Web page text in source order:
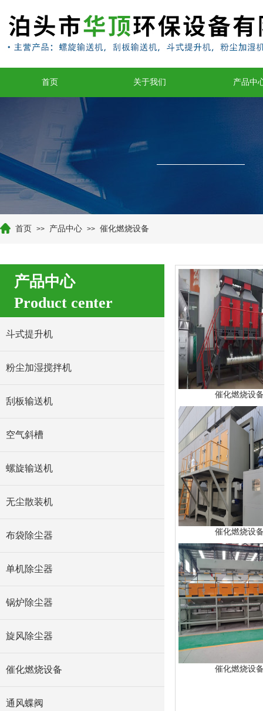
首页 关于我们 产品中
首页 >> 产品中心 >> 催化燃烧设备
产品中心
Product center
催化燃烧设
催化燃烧设
催化燃烧设
斗式提升机
粉尘加湿搅拌机
刮板输送机
空气斜槽
螺旋输送机
无尘散装机
布袋除尘器
单机除尘器
锅炉除尘器
旋风除尘器
催化燃烧设备
通风蝶阀